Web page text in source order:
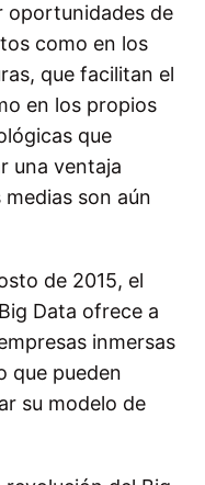
oportunidades de
como en los
que facilitan el
en los propios
que
una ventaja
son aún
de 2015, el
Data ofrece a
inmersas
que pueden
su modelo de